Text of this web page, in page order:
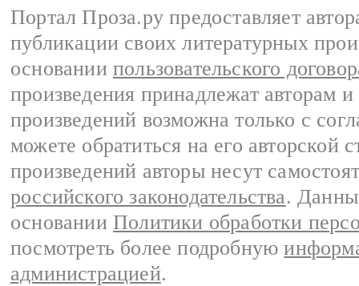
Портал Проза.ру предоставляет
публикации своих литературных
основании пользовательского
произведения принадлежат авторам
произведений возможна только с
можете обратиться на его авторской
произведений авторы несут
российского законодательства.
основании Политики обработки
посмотреть более подробную
администрацией.